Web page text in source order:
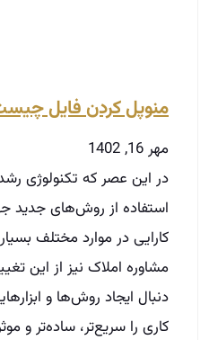
منوپل کردن فایل
مهر 16, 1402
در این عصر که تکنولوژی
استفاده از روش‌های جدید
کارایی در موارد مختلف
مشاوره املاک نیز از این
دنبال ایجاد روش‌ها و
کاری را سریع‌تر، ساده‌تر و